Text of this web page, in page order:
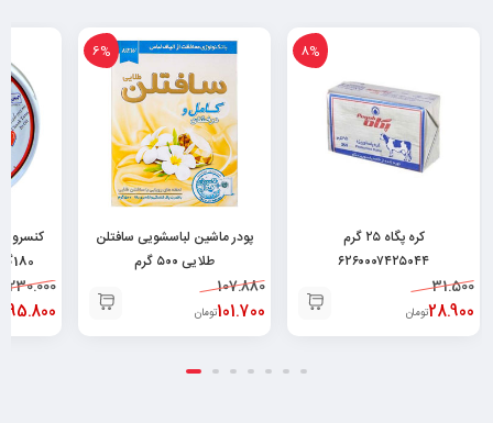
8%
کره پگاه ۲۵ گرم
۶۲۶۰۰۰۷۴۲۵۰۴۴
31.500
28.900تومان
6%
پودر ماشین لباسشویی سافتلن
طلایی ۵۰۰ گرم
6260010506419107.880
101.700تومان
کنسرو
180گرم ۶۲۶۲۶۶۳۲۰۰۰۳۴
230.000
195.800